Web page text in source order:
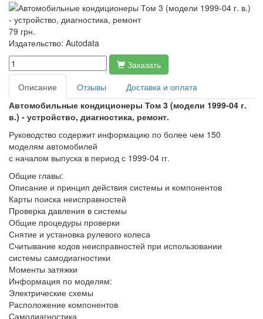
79 грн.
Издательство: Autodata
Заказать
Описание
Отзывы
Доставка и оплата
Автомобильные кондиционеры Том 3 (модели 1999-04 г.
в.) - устройство, диагностика, ремонт.
Руководство содержит информацию по более чем 150
моделям автомобилей
с началом выпуска в период с 1999-04 гг.
Общие главы:
Описание и принцип действия системы и компонентов
Карты поиска неисправностей
Проверка давления в системы
Общие процедуры проверки
Снятие и установка рулевого колеса
Считывание кодов неисправностей при использовании
системы самодиагностики
Моменты затяжки
Информация по моделям:
Электрические схемы
Расположение компонентов
Самодиагностика